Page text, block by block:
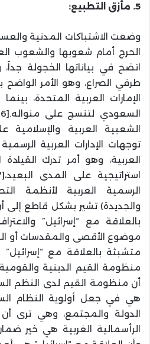
5. مأزق التطبيع:
وضعت الاشتباكات المدنية
الحرج أمام شعوبها والشعوب
اتضح في بياناتها الخجولة جداً،
طرفي الصراع، وهو الأمر
الإمارات العربية المتحدة،
الشعبية العربية
توجهات الإدارات العربية
العربية، وهو أمر تدرك
الرسمية العربية لأنظمة
والجديدة) تشير بشكل قاطع إلى
بالعلاقة مع “إسرائيل”
موضوع الأقصى والمقدسات أو
متشبثة بالعلاقة مع
منظومة القيم الدينية
أن منظومة القيم لدى النظم
هي في جعل أولوية النظام
الدولة والمجتمع، وهي ترى
الرأسمالية الغربية هي خير